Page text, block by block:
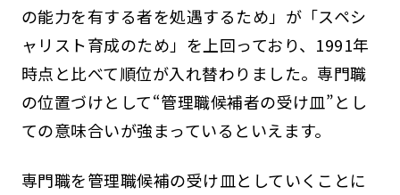
の能力を有する者を処遇するため」が「スペシ
ャリスト育成のため」を上回っており、1991年
時点と比べて順位が入れ替わりました。専門職
の位置づけとして“管理職候補者の受け皿”とし
ての意味合いが強まっているといえます。
専門職を管理職候補の受け皿としていくことに